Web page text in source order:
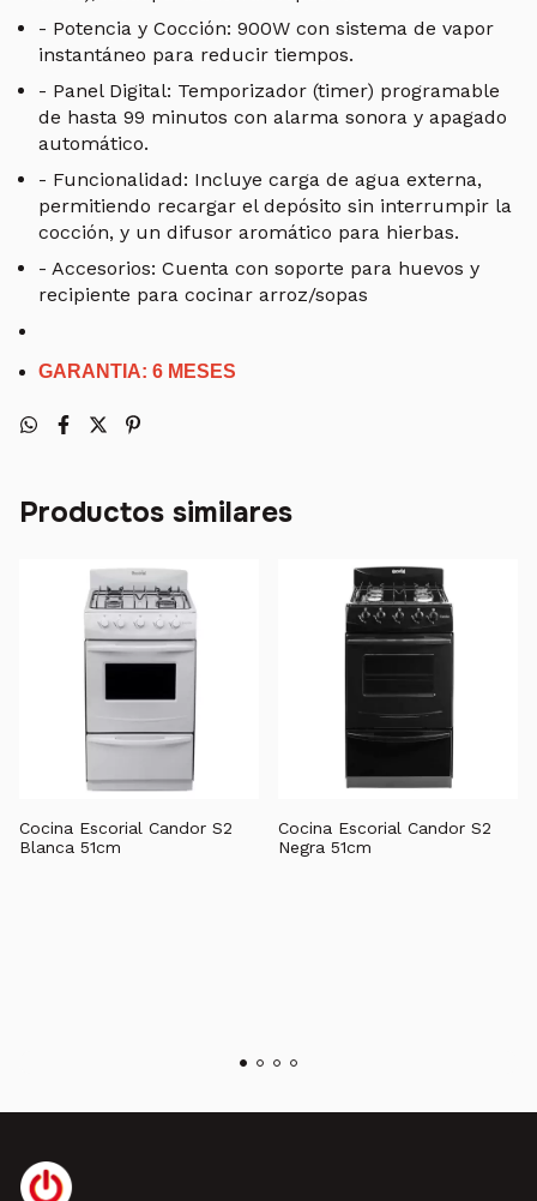
- Potencia y Cocción: 900W con sistema de vapor
instantáneo para reducir tiempos.
- Panel Digital: Temporizador (timer) programable
de hasta 99 minutos con alarma sonora y apagado
automático.
- Funcionalidad: Incluye carga de agua externa,
permitiendo recargar el depósito sin interrumpir la
cocción, y un difusor aromático para hierbas.
- Accesorios: Cuenta con soporte para huevos y
recipiente para cocinar arroz/sopas
GARANTIA: 6 MESES
Productos similares
Cocina Escorial Candor S2
Blanca 51cm
Cocina Escorial Candor S2
Negra 51cm